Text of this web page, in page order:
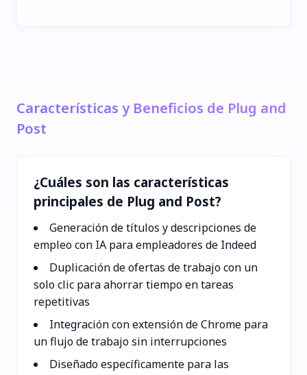
Características y Beneficios de Plug and
Post
¿Cuáles son las características
principales de Plug and Post?
Generación de títulos y descripciones de
empleo con IA para empleadores de Indeed
Duplicación de ofertas de trabajo con un
solo clic para ahorrar tiempo en tareas
repetitivas
Integración con extensión de Chrome para
un flujo de trabajo sin interrupciones
Diseñado específicamente para las